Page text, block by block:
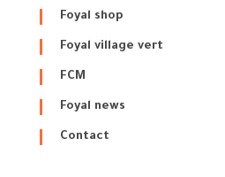
Foyal shop
Foyal village vert
FCM
Foyal news
Contact